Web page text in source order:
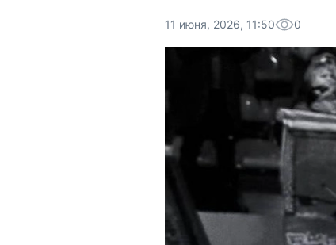
11 июня, 2026, 11:50 0